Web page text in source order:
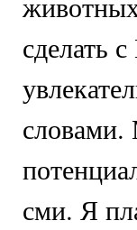
сделать
словами.
сми. Я